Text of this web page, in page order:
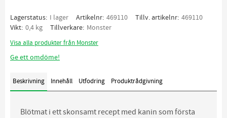
Lagerstatus I lager Artikelnr 469110 Tillv. artikelnr 469110
Vikt 0,4 kg Tillverkare Monster
Visa alla produkter från Monster
Ge ett omdöme!
Beskrivning Innehåll Utfodring Produktrådgivning
Blötmat i ett skonsamt recept med kanin som första